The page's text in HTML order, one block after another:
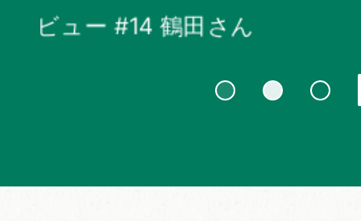
移住者インタビュー＃13森下